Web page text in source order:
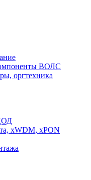
ВОЛС
оргтехника
xWDM, xPON